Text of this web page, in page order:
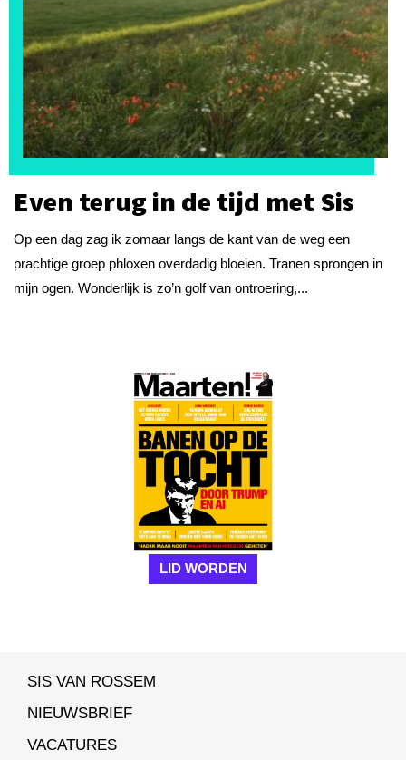
Even terug in de tijd met Sis
Op een dag zag ik zomaar langs de kant van de weg een
prachtige groep phloxen overdadig bloeien. Tranen sprongen in
mijn ogen. Wonderlijk is zo’n golf van ontroering,...
LID WORDEN
SIS VAN ROSSEM
NIEUWSBRIEF
VACATURES